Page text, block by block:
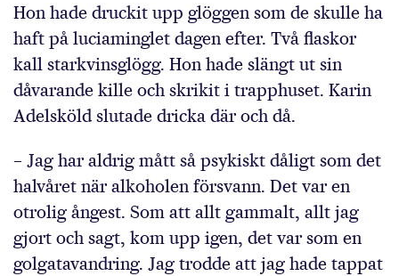
Hon hade druckit upp glöggen som de skulle ha
haft på luciaminglet dagen efter. Två flaskor
kall starkvinsglögg. Hon hade slängt ut sin
dåvarande kille och skrikit i trapphuset. Karin
Adelsköld slutade dricka där och då.
– Jag har aldrig mått så psykiskt dåligt som det
halvåret när alkoholen försvann. Det var en
otrolig ångest. Som att allt gammalt, allt jag
gjort och sagt, kom upp igen, det var som en
golgatavandring. Jag trodde att jag hade tappat